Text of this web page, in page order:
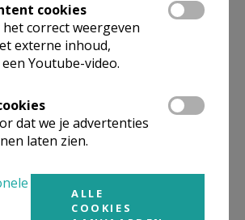
je het aanbod van kerken in de buurt
wat je zocht? Hier vind je
eventueel van andere
nabij
Halle - Breedhout
cookies
correct weergeven
externe inhoud,
Youtube-video.
dat we je advertenties
laten zien.
ALLE
COOKIES